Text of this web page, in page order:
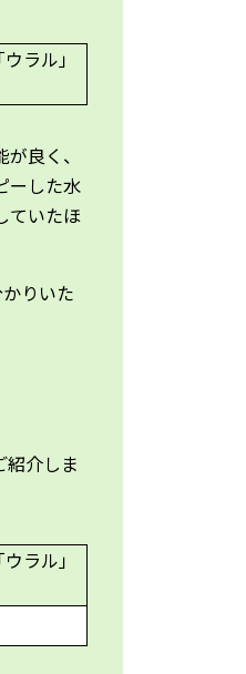
良く、
ーした水
ていたほ
りいた
介しま